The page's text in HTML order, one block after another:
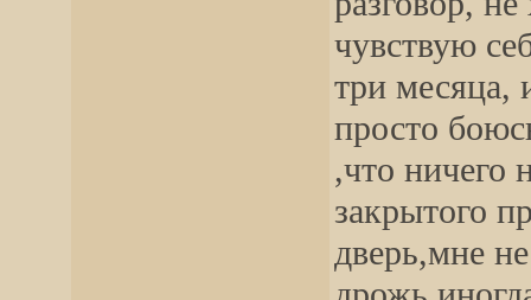
чувствую
три месяца,
просто
,что ничего
закрытого
дверь,мне